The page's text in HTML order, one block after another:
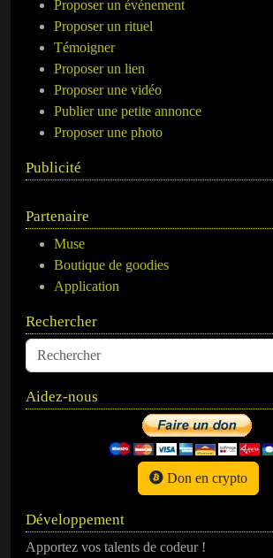
Proposer un événement
Proposer un rituel
Témoigner
Proposer un lien
Proposer une vidéo
Publier une petite annonce
Proposer une photo
Publicité
Partenaire
Muse
Boutique de goodies
Application
Rechercher
Aidez-nous
Don en crypto
Développement
Apportez vos talents de codeur !